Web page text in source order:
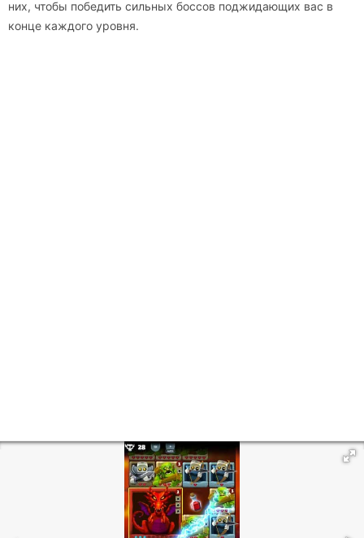
них, чтобы победить сильных боссов поджидающих вас в
конце каждого уровня.